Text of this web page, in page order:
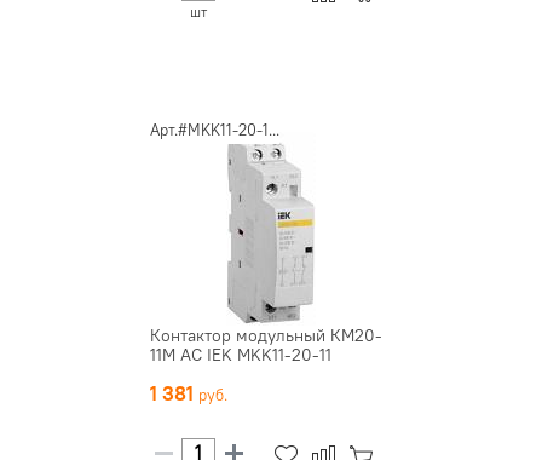
шт
Арт.#MKK11-20-1...
Контактор модульный КМ20-
11М AC IEK MKK11-20-11
1 381